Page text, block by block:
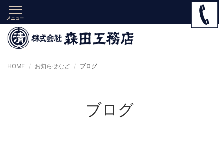
メニュー
HOME お知らせなど ブログ
ブログ